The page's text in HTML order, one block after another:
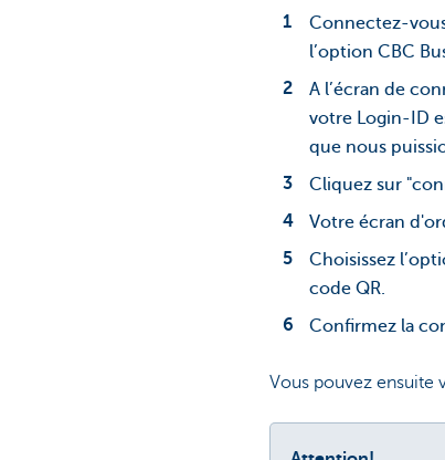
Connectez-
l’option CBC
A l’écran de
votre Login-ID
que nous
Cliquez sur
Votre écran
Choisissez
code QR.
Confirmez la
Vous pouvez ensuite